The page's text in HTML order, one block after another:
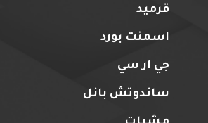
قرميد
اسمنت بورد
جي ار سي
ساندوتش بانل